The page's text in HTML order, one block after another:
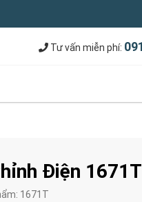
Tư vấn miễn phí:
Điện 1671T
1671T